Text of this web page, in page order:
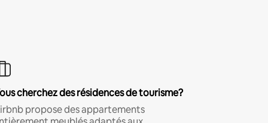
cherchez des résidences de tourisme?
propose des appartements